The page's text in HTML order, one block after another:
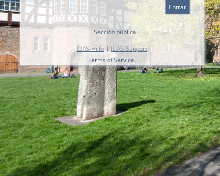
Entrar
Sección pública
ILIAS-Hilfe | ILIAS-Support
Terms of Service